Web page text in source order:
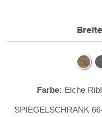
Farbe: Eiche
SPIEGELSCHRANK